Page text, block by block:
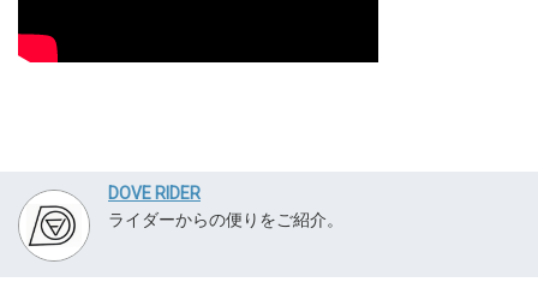
DOVE RIDER
ライダーからの便りをご紹介。